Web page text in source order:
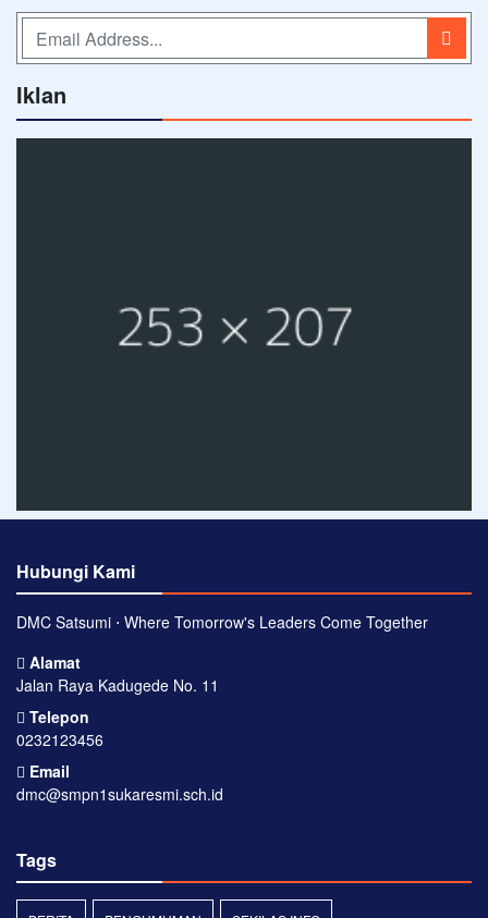
Iklan
Hubungi Kami
DMC Satsumi ⋅ Where Tomorrow's Leaders Come Together
Alamat
Jalan Raya Kadugede No. 11
Telepon
0232123456
Email
dmc@smpn1sukaresmi.sch.id
Tags